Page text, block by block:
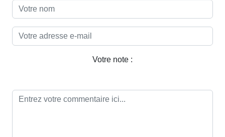
Votre note :